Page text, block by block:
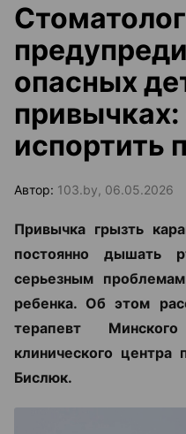
Стоматолог
опасных
испортить
Автор: 103.by, 06.05.2026
Привычка грызть
постоянно дышать
серьезным
ребенка. Об этом
терапевт
клинического центра
Бислюк.